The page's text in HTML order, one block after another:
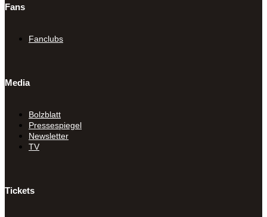
Fans
Fanclubs
Media
Bolzblatt
Pressespiegel
Newsletter
TV
Tickets